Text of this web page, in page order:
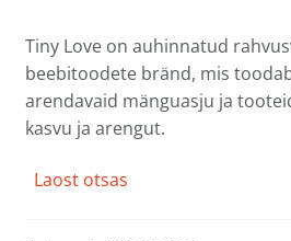
Tiny Love on auhinnatud
beebitoodete bränd, mis
arendavaid mänguasju ja
kasvu ja arengut.
Laost otsas